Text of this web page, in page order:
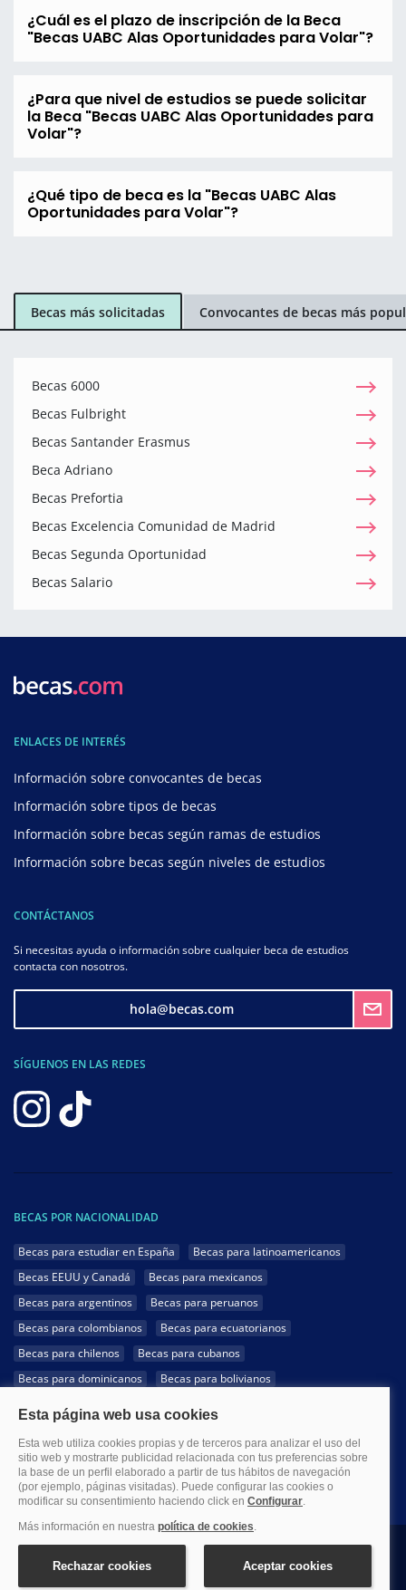
¿Cuál es el plazo de inscripción de la Beca
"Becas UABC Alas Oportunidades para Volar"?
¿Para que nivel de estudios se puede solicitar
la Beca "Becas UABC Alas Oportunidades para
Volar"?
¿Qué tipo de beca es la "Becas UABC Alas
Oportunidades para Volar"?
Becas más solicitadas Convocantes de becas más
Becas 6000
Becas Fulbright
Becas Santander Erasmus
Beca Adriano
Becas Prefortia
Becas Excelencia Comunidad de Madrid
Becas Segunda Oportunidad
Becas Salario
ENLACES DE INTERÉS
Información sobre convocantes de becas
Información sobre tipos de becas
Información sobre becas según ramas de estudios
Información sobre becas según niveles de estudios
CONTÁCTANOS
Si necesitas ayuda o información sobre cualquier beca de estudios
contacta con nosotros.
hola@becas.com
SÍGUENOS EN LAS REDES
BECAS POR NACIONALIDAD
Becas para estudiar en España
Becas para latinoamericanos
Becas EEUU y Canadá
Becas para mexicanos
Becas para argentinos
Becas para peruanos
Becas para colombianos
Becas para ecuatorianos
Becas para chilenos
Becas para cubanos
Becas para dominicanos
Becas para bolivianos
Becas para hondureños
Becas para paraguayos
Becas para uruguayos
Becas para salvadoreños
1999-2026 Becas.com @Todos los derechos reservados